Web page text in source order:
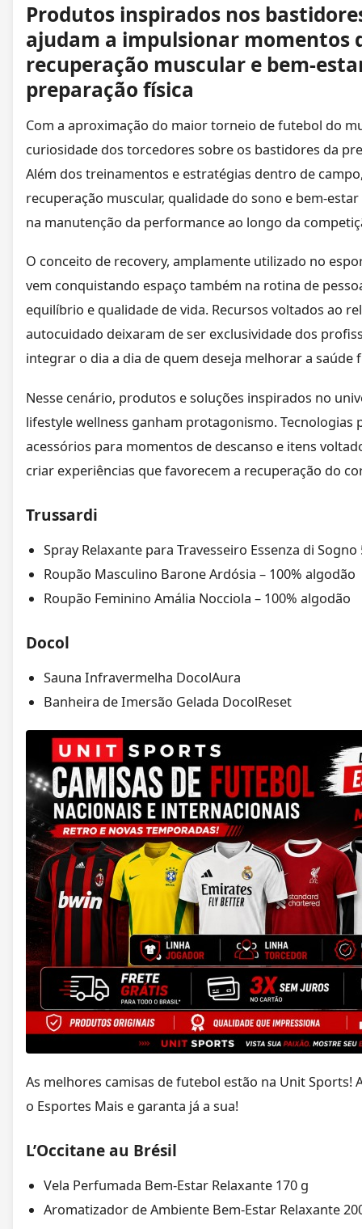
Produtos inspirados nos
ajudam a impulsionar momentos
recuperação muscular e bem-
preparação física
Com a aproximação do maior torneio de futebol do
curiosidade dos torcedores sobre os bastidores da
Além dos treinamentos e estratégias dentro de
recuperação muscular, qualidade do sono e bem-
na manutenção da performance ao longo da
O conceito de recovery, amplamente utilizado no
vem conquistando espaço também na rotina de
equilíbrio e qualidade de vida. Recursos voltados ao
autocuidado deixaram de ser exclusividade dos
integrar o dia a dia de quem deseja melhorar a saúde
Nesse cenário, produtos e soluções inspirados no
lifestyle wellness ganham protagonismo. Tecnologias
acessórios para momentos de descanso e itens
criar experiências que favorecem a recuperação do
Trussardi
Spray Relaxante para Travesseiro Essenza di
Roupão Masculino Barone Ardósia – 100% algodão
Roupão Feminino Amália Nocciola – 100% algodão
Docol
Sauna Infravermelha DocolAura
Banheira de Imersão Gelada DocolReset
As melhores camisas de futebol estão na Unit Sports!
o Esportes Mais e garanta já a sua!
L’Occitane au Brésil
Vela Perfumada Bem-Estar Relaxante 170 g
Aromatizador de Ambiente Bem-Estar Relaxante